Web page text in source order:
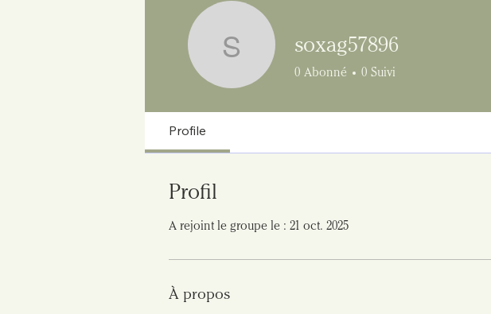
soxag57896
soxag57896
0 Abonné 0 Suivi
Profile
Profil
A rejoint le groupe le : 21 oct. 2025
À propos